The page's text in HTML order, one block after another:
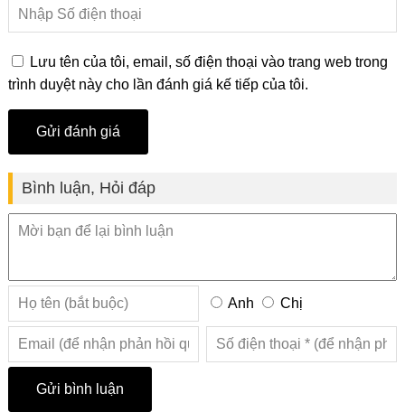
Lưu tên của tôi, email, số điện thoại vào trang web trong
trình duyệt này cho lần đánh giá kế tiếp của tôi.
Bình luận, Hỏi đáp
Anh Chị